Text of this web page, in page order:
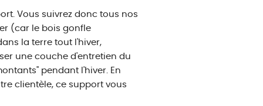
Vous suivrez donc tous nos
(car le bois gonfle
la terre tout l'hiver,
une couche d'entretien du
pendant l'hiver. En
clientèle, ce support vous